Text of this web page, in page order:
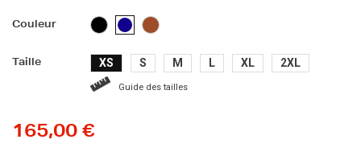
Couleur NOIRBLEU
FONCÉ
MARRON
Taille XS S M L XL 2XL
Guide des tailles
165,00 €